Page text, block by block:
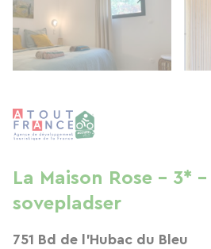
La Maison Rose - 3*
sovepladser
751 Bd de l'Hubac du Bleu